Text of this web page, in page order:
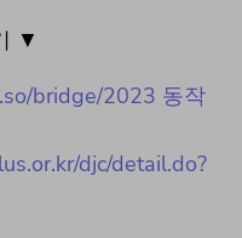
▼
bridge/2023 동작
djc/detail.do?